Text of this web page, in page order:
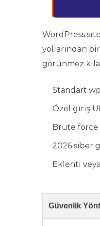
WordPress
yollarından
görünmez
Standart
Özel giriş
Brute force
2026 siber
Eklenti
Güvenlik